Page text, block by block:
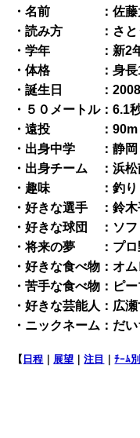
・名前 ：佐藤
・読み方 ：さと
・学年 ：新2
・体格 ：身長
・誕生日 ：2008
・５０メートル：6.1
・遠投 ：90m
・出身中学 ：静岡
・出身チーム ：浜松
・趣味 ：釣り
・好きな選手 ：鈴木
・好きな球団 ：ソフ
・将来の夢 ：プロ
・好きな食べ物：オ
・苦手な食べ物：ピ
・好きな芸能人：広
・ニックネーム：だ
【 日程 ｜ 展望 ｜注目 ｜ﾁｰﾑ別